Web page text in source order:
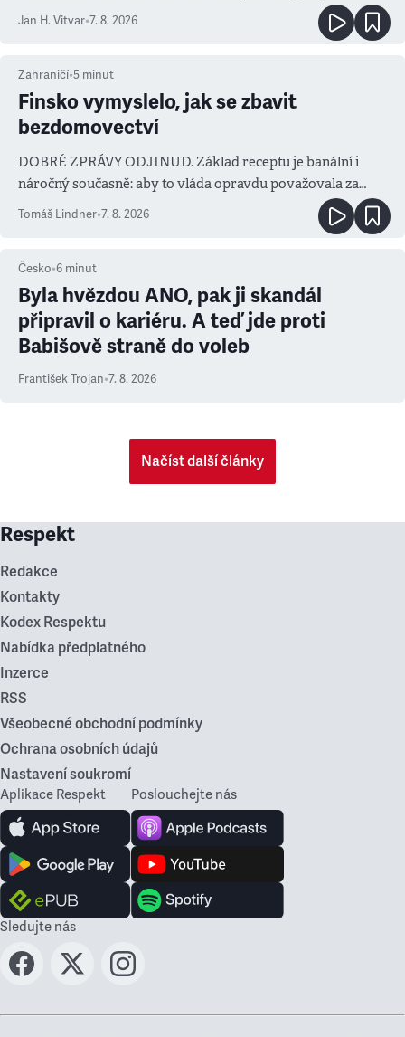
salvy i kritika pokrokářů
Jan H. Vitvar•7. 8. 2026
Zahraničí•5 minut
Finsko vymyslelo, jak se zbavit
bezdomovectví
DOBRÉ ZPRÁVY ODJINUD. Základ receptu je banální i
náročný současně: aby to vláda opravdu považovala za
prioritu
Tomáš Lindner•7. 8. 2026
Česko•6 minut
Byla hvězdou ANO, pak ji skandál
připravil o kariéru. A teď jde proti
Babišově straně do voleb
František Trojan•7. 8. 2026
Načíst další články
Respekt
Redakce
Kontakty
Kodex Respektu
Nabídka předplatného
Inzerce
RSS
Všeobecné obchodní podmínky
Ochrana osobních údajů
Nastavení soukromí
Aplikace Respekt Poslouchejte nás
Sledujte nás